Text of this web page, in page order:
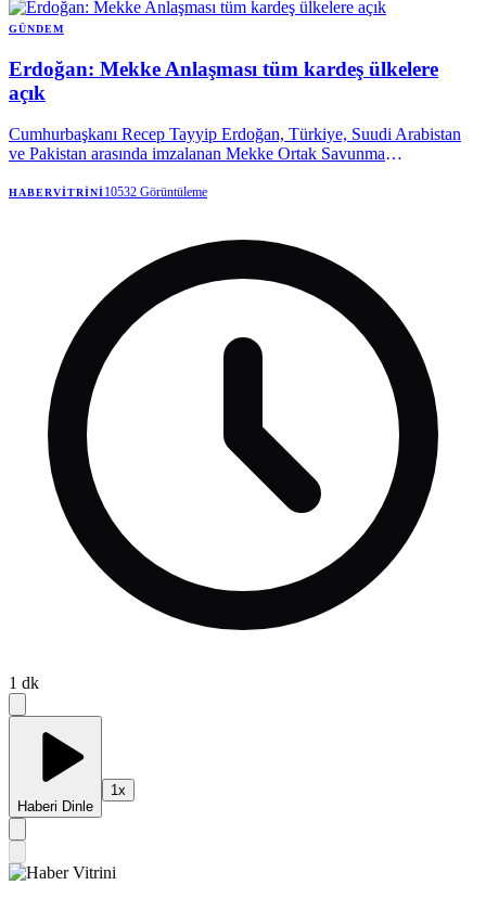
GÜNDEM
Erdoğan: Mekke Anlaşması tüm kardeş ülkelere
açık
Cumhurbaşkanı Recep Tayyip Erdoğan, Türkiye, Suudi Arabistan
ve Pakistan arasında imzalanan Mekke Ortak Savunma
huzur, refah ve istikrarını amaçlayan tüm kardeş ülkelerin katılımına
HABERVITRINI10532 Görüntüleme
1 dk
Haberi Dinle
1x